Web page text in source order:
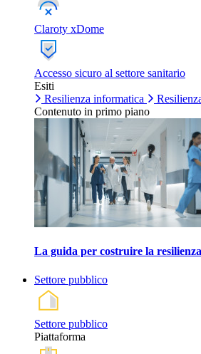
Claroty xDome
Accesso sicuro al settore sanitario
Esiti
Resilienza informatica
Contenuto in primo piano
La guida per costruire la
Settore pubblico
Settore pubblico
Piattaforma